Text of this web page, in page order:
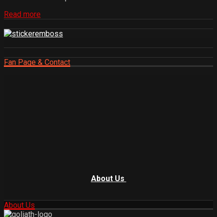
Read more
Fan Page & Contact
About Us
About Us